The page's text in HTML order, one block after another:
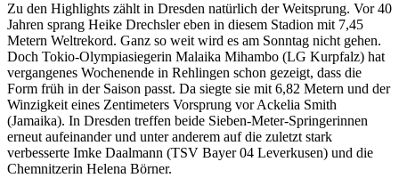
Zu den Highlights zählt in Dresden natürlich der Weitsprung. Vor 40
Jahren sprang Heike Drechsler eben in diesem Stadion mit 7,45
Metern Weltrekord. Ganz so weit wird es am Sonntag nicht gehen.
Doch Tokio-Olympiasiegerin Malaika Mihambo (LG Kurpfalz) hat
vergangenes Wochenende in Rehlingen schon gezeigt, dass die
Form früh in der Saison passt. Da siegte sie mit 6,82 Metern und der
Winzigkeit eines Zentimeters Vorsprung vor Ackelia Smith
(Jamaika). In Dresden treffen beide Sieben-Meter-Springerinnen
erneut aufeinander und unter anderem auf die zuletzt stark
verbesserte Imke Daalmann (TSV Bayer 04 Leverkusen) und die
Chemnitzerin Helena Börner.